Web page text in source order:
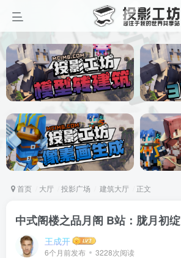
首页 大厅 投影广场 建筑大厅 正文
中式阁楼之品月阁 B站：胧月初绽
王成开
6个月前发布 3228次阅读